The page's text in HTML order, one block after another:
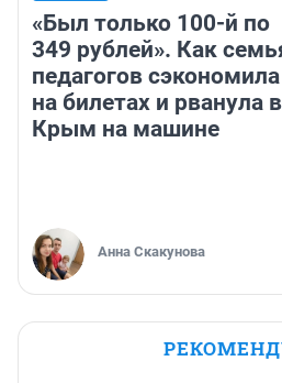
«Был только 100-й по
349 рублей». Как
педагогов сэкономила
на билетах и рванула в
Крым на машине
Анна Скакунова